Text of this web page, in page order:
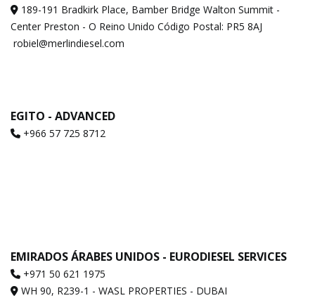
189-191 Bradkirk Place, Bamber Bridge Walton Summit -
Center Preston - O Reino Unido Código Postal: PR5 8AJ
robiel@merlindiesel.com
EGITO - ADVANCED
+966 57 725 8712
EMIRADOS ÁRABES UNIDOS - EURODIESEL SERVICES
+971 50 621 1975
WH 90, R239-1 - WASL PROPERTIES - DUBAI